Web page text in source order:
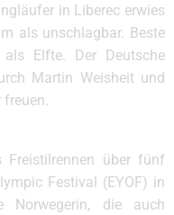
in Liberec erwies
als unschlagbar. Beste
Elfte. Der Deutsche
Martin Weisheit und
freuen.
über fünf
Festival (EYOF) in
Norwegerin, die auch